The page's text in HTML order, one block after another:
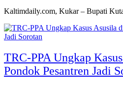
Kaltimdaily.com, Kukar – Bupati
TRC-PPA Ungkap
Pondok Pesantren Jadi